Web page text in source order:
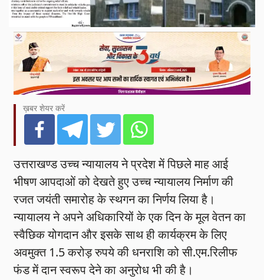
ख़बर शेयर करें
उत्तराखण्ड उच्च न्यायालय ने प्रदेश में पिछले माह आई
भीषण आपदाओं को देखते हुए उच्च न्यायालय निर्माण की
रजत जयंती समारोह के स्थगन का निर्णय लिया है।
न्यायालय ने अपने अधिकारियों के एक दिन के मूल वेतन का
स्वैछिक योगदान और इसके साथ ही कार्यक्रम के लिए
अवमुक्त 1.5 करोड़ रुपये की धनराशि को सी.एम.रिलीफ
फंड में दान स्वरूप देने का अनुरोध भी की है।